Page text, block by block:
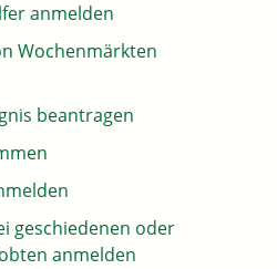
anmelden
Wochenmärkten
beantragen
geschiedenen oder
anmelden